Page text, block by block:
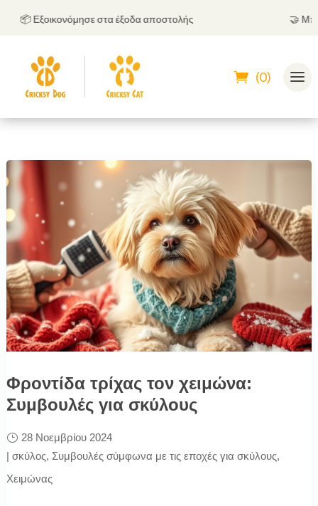
📦 Εξοικονόμησε στα έξοδα αποστολής
(0)
Φροντίδα τρίχας τον χειμώνα:
Συμβουλές για σκύλους
28 Νοεμβρίου 2024
| σκύλος, Συμβουλές σύμφωνα με τις εποχές για σκύλους,
Χειμώνας